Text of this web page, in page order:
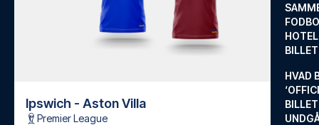
HVAD
Ipswich - Aston Villa
Premier League